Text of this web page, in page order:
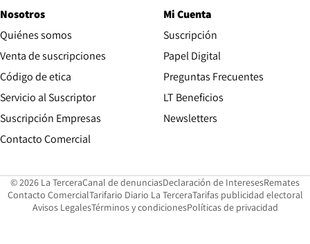
Nosotros
Quiénes somos
Venta de suscripciones
Código de etica Opens in new window
Servicio al Suscriptor
Suscripción Empresas
Contacto Comercial
Mi Cuenta
Suscripción
Papel Digital
Preguntas Frecuentes
LT Beneficios
Newsletters
© 2026 La TerceraCanal de denunciasOpens in new window
Declaración de InteresesOpens in
Remates
Contacto ComercialOpens in new window
Tarifario Diario La TerceraOpens in new window
Tarifas publicidad electoral
Avisos LegalesOpens in new window
Términos y condicionesPolíticas de privacidad